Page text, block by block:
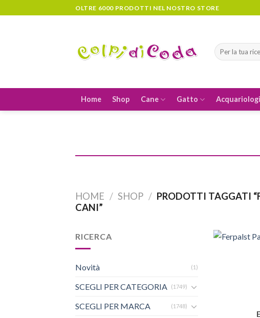
to
OLTRE 6000 PRODOTTI NEL NOSTRO STORE
Cerca:
Home Shop Cane Gatto
HOME / SHOP / PRODOTTI TAGGATI
CANI”
RICERCA
Novità (1)
SCEGLI PER CATEGORIA (1749)
SCEGLI PER MARCA (1748)